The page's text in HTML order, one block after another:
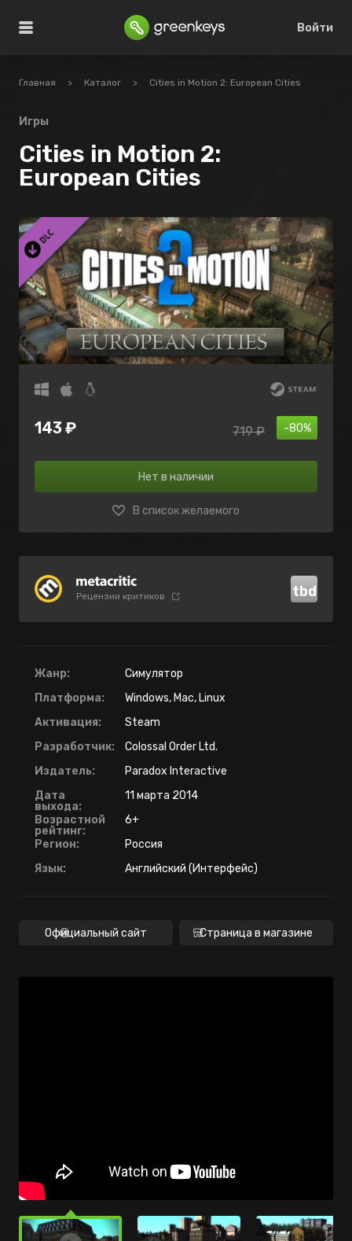
Войти
Главная > Каталог > Cities in Motion 2: European Cities
Игры
Cities in Motion 2:
European Cities
143 ₽ -80%
719 ₽
Нет в наличии
В список желаемого
Рецензии критиков tbd
Жанр:
Симулятор
Платформа:
Windows, Mac, Linux
Активация:
Steam
Разработчик:
Colossal Order Ltd.
Издатель:
Paradox Interactive
Дата
выхода:
11 марта 2014
Возрастной
рейтинг:
6+
Регион:
Россия
Язык:
Английский (Интерфейс)
Официальный сайт Страница в магазине